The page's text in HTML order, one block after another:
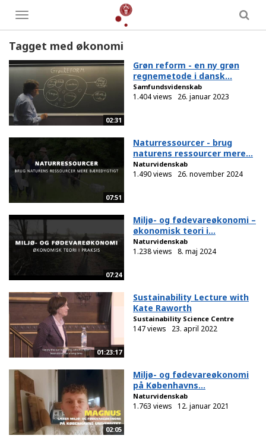
Toggle
menu
Tagget med økonomi
02:31
Grøn reform - en ny grøn
regnemetode i dansk...
Samfundsvidenskab
1.404 views 26. januar 2023
07:51
Naturressourcer - brug
naturens ressourcer mere...
Naturvidenskab
1.490 views 26. november 2024
07:24
Miljø- og fødevareøkonomi –
økonomisk teori i...
Naturvidenskab
1.238 views 8. maj 2024
01:23:17
Sustainability Lecture with
Kate Raworth
Sustainability Science Centre
147 views 23. april 2022
02:05
Miljø- og fødevareøkonomi
på Københavns...
Naturvidenskab
1.763 views 12. januar 2021